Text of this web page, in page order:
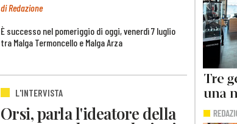
di Redazione
È successo nel pomeriggio di oggi, venerdì 7 luglio
tra Malga Termoncello e Malga Arza
L'INTERVISTA
Orsi, parla l'ideatore della